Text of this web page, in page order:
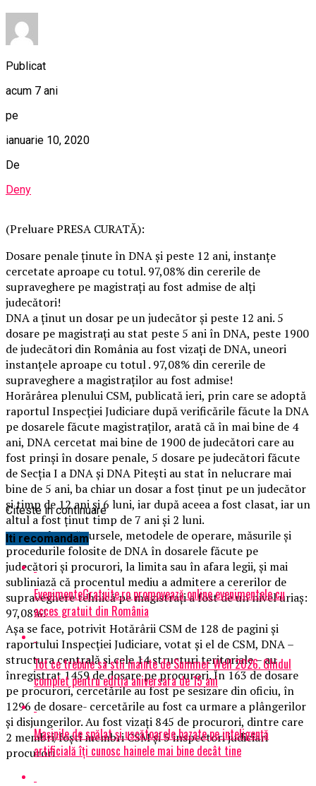
Publicat
acum 7 ani
pe
ianuarie 10, 2020
De
Deny
(Preluare PRESA CURATĂ):
Dosare penale ţinute în DNA şi peste 12 ani, instanţe
cercetate aproape cu totul. 97,08% din cererile de
supraveghere pe magistraţi au fost admise de alţi
judecători!
DNA a ţinut un dosar pe un judecător şi peste 12 ani. 5
dosare pe magistraţi au stat peste 5 ani în DNA, peste 1900
de judecători din România au fost vizaţi de DNA, uneori
instanţele aproape cu totul . 97,08% din cererile de
supraveghere a magistraţilor au fost admise!
Horărârea plenului CSM, publicată ieri, prin care se adoptă
raportul Inspecţiei Judiciare după verificările făcute la DNA
pe dosarele făcute magistraţilor, arată că în mai bine de 4
ani, DNA cercetat mai bine de 1900 de judecători care au
fost prinşi în dosare penale, 5 dosare pe judecători făcute
de Secţia I a DNA şi DNA Piteşti au stat în nelucrare mai
bine de 5 ani, ba chiar un dosar a fost ţinut pe un judecător
şi timp de 12 ani şi 6 luni, iar după aceea a fost clasat, iar un
altul a fost ţinut timp de 7 ani şi 2 luni.
Raportul arată sursele, metodele de operare, măsurile şi
procedurile folosite de DNA în dosarele făcute pe
judecători şi procurori, la limita sau în afara legii, şi mai
subliniază că procentul mediu a admitere a cererilor de
supraveghere tehnică pe magistraţi a fost de un nivel uriaş:
97,08%!
Aşa se face, potrivit Hotărârii CSM de 128 de pagini şi
raportului Inspecţiei Judiciare, votat şi el de CSM, DNA –
structura centrală şi cele 14 structuri teritoriale – au
înregistrat 1459 de dosare pe procurori. În 163 de dosare
pe procurori, cercetările au fost pe sesizare din oficiu, în
1296 de dosare- cercetările au fost ca urmare a plângerilor
şi disjungerilor. Au fost vizaţi 845 de procurori, dintre care
2 membri/foşti membri CSM şi 5 inspectori judiciari
procurori
Citeste in continuare
Iti recomandam
EvenimenteGratuite.ro promovează online evenimentele cu
acces gratuit din România
Tot ce trebuie sa stii inainte de Summer Well 2026. Ghidul
complet pentru editia aniversara de 15 ani
Mașinile de spălat și uscătoarele bazate pe inteligență
artificială îți cunosc hainele mai bine decât tine